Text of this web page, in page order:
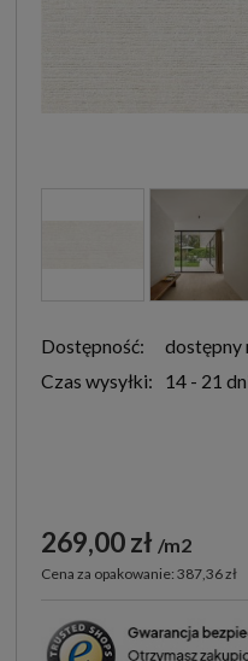
Dostępność:
dostępny
Czas wysyłki:
14 - 21
269,00 zł m2
Cena za opakowanie: 387,36 zł